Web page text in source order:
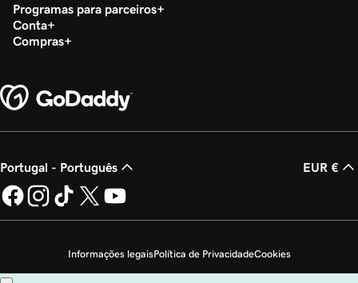
Programas para parceiros
Conta
Compras
Portugal - Português EUR €
Informações legaisPolítica de PrivacidadeCookies